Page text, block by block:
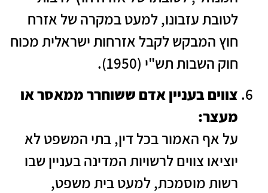
לטובת עזבונו, למעט במקרה של אזרח
חוץ המבקש לקבל אזרחות ישראלית מכוח
חוק השבות תש"י (1950).
צווים בעניין אדם ששוחרר ממאסר או
מעצר:
על אף האמור בכל דין, בתי המשפט לא
יוציאו צווים לרשויות המדינה בעניין שבו
רשות מוסמכת, למעט בית משפט,